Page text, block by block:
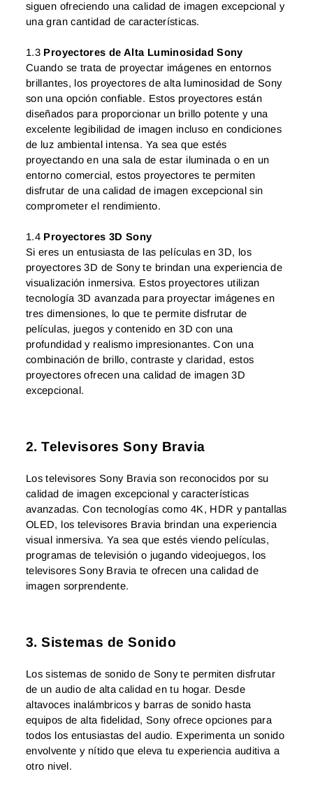
siguen ofreciendo una calidad de imagen excepcional y
una gran cantidad de características.
1.3 Proyectores de Alta Luminosidad Sony
Cuando se trata de proyectar imágenes en entornos
brillantes, los proyectores de alta luminosidad de Sony
son una opción confiable. Estos proyectores están
diseñados para proporcionar un brillo potente y una
excelente legibilidad de imagen incluso en condiciones
de luz ambiental intensa. Ya sea que estés
proyectando en una sala de estar iluminada o en un
entorno comercial, estos proyectores te permiten
disfrutar de una calidad de imagen excepcional sin
comprometer el rendimiento.
1.4 Proyectores 3D Sony
Si eres un entusiasta de las películas en 3D, los
proyectores 3D de Sony te brindan una experiencia de
visualización inmersiva. Estos proyectores utilizan
tecnología 3D avanzada para proyectar imágenes en
tres dimensiones, lo que te permite disfrutar de
películas, juegos y contenido en 3D con una
profundidad y realismo impresionantes. Con una
combinación de brillo, contraste y claridad, estos
proyectores ofrecen una calidad de imagen 3D
excepcional.
2. Televisores Sony Bravia
Los televisores Sony Bravia son reconocidos por su
calidad de imagen excepcional y características
avanzadas. Con tecnologías como 4K, HDR y pantallas
OLED, los televisores Bravia brindan una experiencia
visual inmersiva. Ya sea que estés viendo películas,
programas de televisión o jugando videojuegos, los
televisores Sony Bravia te ofrecen una calidad de
imagen sorprendente.
3. Sistemas de Sonido
Los sistemas de sonido de Sony te permiten disfrutar
de un audio de alta calidad en tu hogar. Desde
altavoces inalámbricos y barras de sonido hasta
equipos de alta fidelidad, Sony ofrece opciones para
todos los entusiastas del audio. Experimenta un sonido
envolvente y nítido que eleva tu experiencia auditiva a
otro nivel.